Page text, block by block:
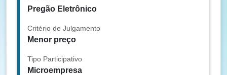
Pregão Eletrônico
Critério de Julgamento
Menor preço
Tipo Participativo
Microempresa